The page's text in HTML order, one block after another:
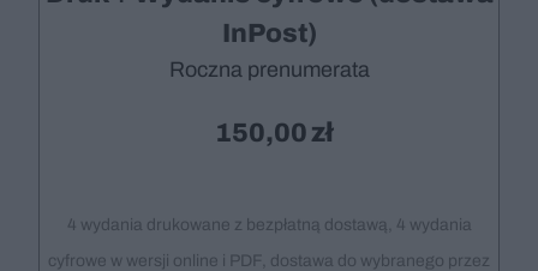
InPost)
Roczna prenumerata
150,00
4 wydania drukowane z bezpłatną dostawą, 4 wydania
cyfrowe w wersji online i PDF, dostawa do wybranego przez